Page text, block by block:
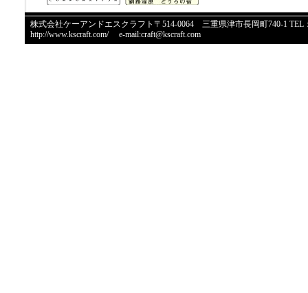
株式会社ケーアンドエスクラフト〒514-0064 三重県津市長岡町740-1 TEL
http://www.kscraft.com/
e-mail:craft@kscraft.com